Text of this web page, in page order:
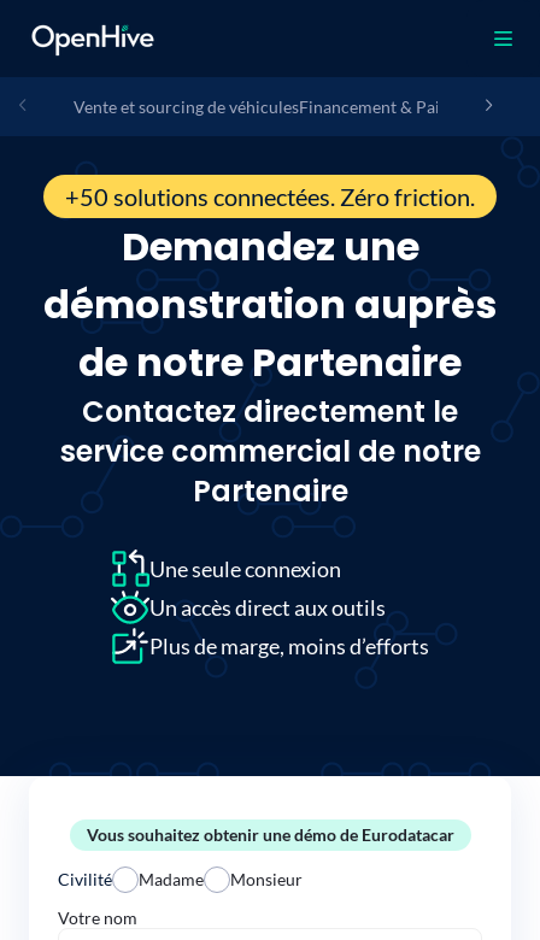
Vente et sourcing de véhiculesFinancement & Paiement
+50 solutions connectées. Zéro friction.
Demandez une
démonstration auprès
de notre Partenaire
Contactez directement le
service commercial de notre
Partenaire
Une seule connexion
Un accès direct aux outils
Plus de marge, moins d’efforts
Vous souhaitez obtenir une démo de Eurodatacar
Civilité Madame
Monsieur
Votre nom